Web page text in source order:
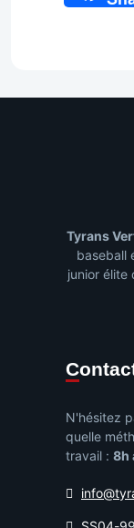
Tyrans
baseball
junior élite
N'hésitez
quelle
travail : 8h